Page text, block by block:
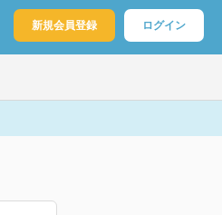
新規会員登録 ログイン